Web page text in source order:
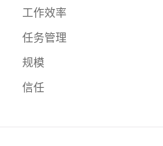
工作效率
任务管理
规模
信任